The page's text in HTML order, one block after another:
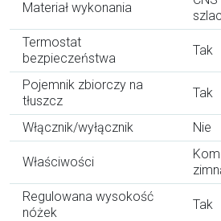
Materiał wykonania
Termostat
bezpieczeństwa
Tak
Pojemnik zbiorczy na
tłuszcz
Tak
Włącznik/wyłącznik Nie
Właściwości
Regulowana wysokość
nóżek
Tak